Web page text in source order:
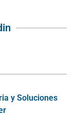
y Soluciones